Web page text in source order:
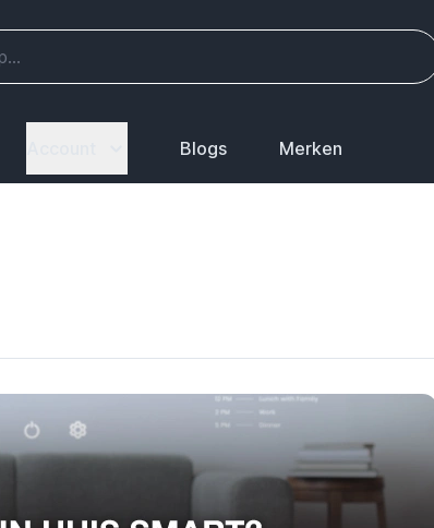
Blogs Merken